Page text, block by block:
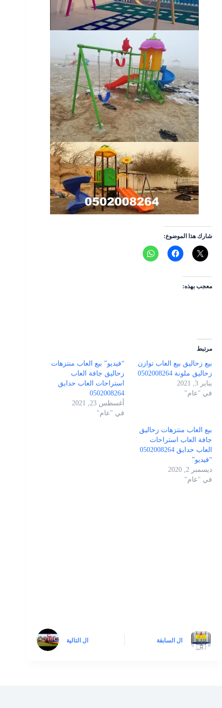
شارك هذا الموضوع:
معجب بهذه:
مرتبط
بيع زحاليق بيع العاب توازن
زحاليق ملونة 0502008264
يناير 3, 2021
في "عام"
“فيديو” بيع العاب منتزهات
زحاليق جافة العاب
استراحات العاب حدايق
0502008264
أغسطس 23, 2021
في "عام"
بيع العاب منتزهات زحاليق
جافة العاب استراحات
العاب حدايق 0502008264
“فيديو”
ديسمبر 2, 2020
في "عام"
ال السابقة ال التالية